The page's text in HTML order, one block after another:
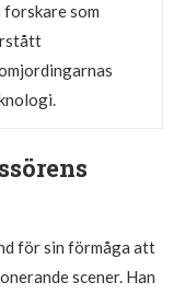
forskare som
för sin förmåga att
scener. Han